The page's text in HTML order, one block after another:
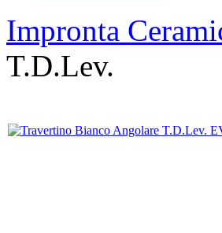
Impronta
T.D.Lev.